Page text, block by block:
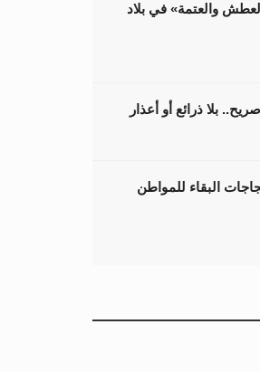
والعتمة» في بلاد
بلا ذرائع أو أعذار
البقاء للمواطن